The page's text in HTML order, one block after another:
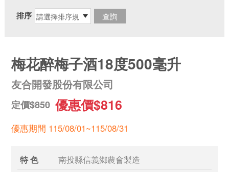
排序
梅花醉梅子酒18度500毫升
友合開發股份有限公司
定價$850 優惠價$816
優惠期間 115/08/01~115/08/31
特 色 南投縣信義鄉農會製造